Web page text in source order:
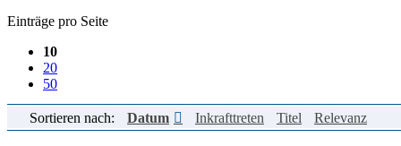
Einträge pro Seite
10
20
50
Sortieren nach: Datum Inkrafttreten Titel Relevanz